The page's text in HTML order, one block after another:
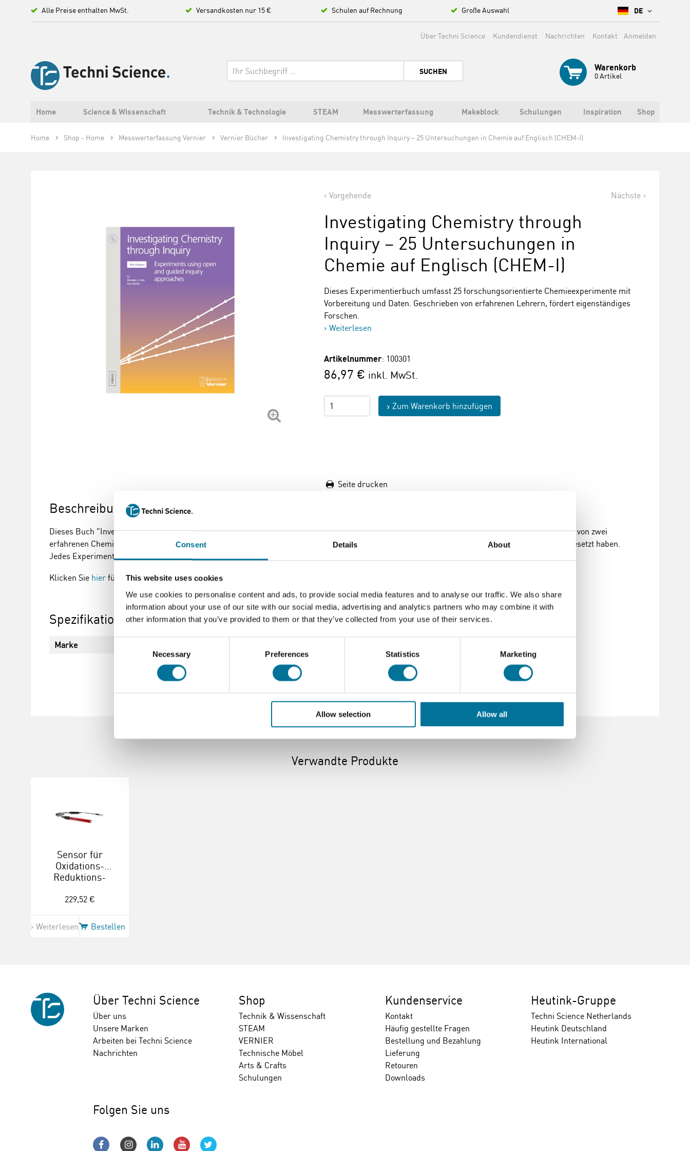
Consent Details About
This website uses cookies
We use cookies to personalise content and ads, to provide social media features and to analyse our traffic. We also share
information about your use of our site with our social media, advertising and analytics partners who may combine it with
other information that you’ve provided to them or that they’ve collected from your use of their services.
Necessary Preferences Statistics Marketing
Allow selection Allow all
Alle Preise enthalten MwSt. Versandkosten nur 15 € Schulen auf Rechnung Große Auswahl DE
Anmelden
Über Techni Science Kundendienst Nachrichten Kontakt
Warenkorb
0Artikel
SUCHEN
Home Science & Wissenschaft Technik & Technologie STEAM Messwerterfassung Makeblock Schulungen Inspiration Shop
Home Shop - Home Messwerterfassung Vernier Vernier Bücher Investigating Chemistry through Inquiry – 25 Untersuchungen in Chemie auf Englisch (CHEM-I)
Vorgehende Nächste
Investigating Chemistry through
Inquiry – 25 Untersuchungen in
Chemie auf Englisch (CHEM-I)
Dieses Experimentierbuch umfasst 25 forschungsorientierte Chemieexperimente mit
Vorbereitung und Daten. Geschrieben von erfahrenen Lehrern, fördert eigenständiges
Forschen.
Weiterlesen
Artikelnummer: 100301
86,97 € inkl. MwSt.
Zum Warenkorb hinzufügen
Seite drucken
Beschreibung
Dieses Buch "Investigating Chemistry through Inquiry" enthält 25 Experimente, die die Schüler dazu anregen, selbst zu forschen. Das Buch wurde von zwei
erfahrenen Chemielehrern, Donald L. Volz und Ray Smola, geschrieben, die selbst diese Untersuchungsmethode in ihrem eigenen Unterricht eingesetzt haben.
Jedes Experiment umfasst die Vorbereitung, Lehrerinformationen, Forschungsfragen und Beispieldaten für die Forschungsfragen.
Klicken Sie hier für weitere Informationen.
Spezifikationen
Marke
Downloads
inquiry.pdf
sample_chem-i-11-beers_law.pdf
Verwandte Produkte
Sensor für
Oxidations-
Reduktions-
(ORP-BTA)
229,52 €
Weiterlesen Bestellen
Über Techni Science
Über uns
Unsere Marken
Arbeiten bei Techni Science
Nachrichten
Shop
Technik & Wissenschaft
STEAM
VERNIER
Technische Möbel
Arts & Crafts
Schulungen
Kundenservice
Kontakt
Häufig gestellte Fragen
Bestellung und Bezahlung
Lieferung
Retouren
Downloads
Heutink-Gruppe
Techni Science Netherlands
Heutink Deutschland
Heutink International
Folgen Sie uns